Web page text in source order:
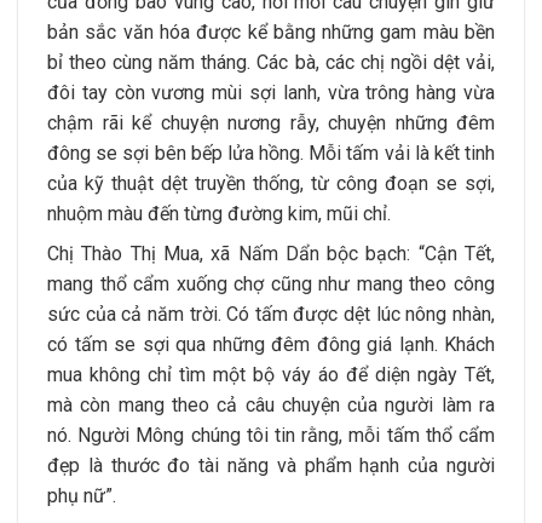
bản sắc văn hóa được kể bằng những gam màu bền
bỉ theo cùng năm tháng. Các bà, các chị ngồi dệt vải,
đôi tay còn vương mùi sợi lanh, vừa trông hàng vừa
chậm rãi kể chuyện nương rẫy, chuyện những đêm
đông se sợi bên bếp lửa hồng. Mỗi tấm vải là kết tinh
của kỹ thuật dệt truyền thống, từ công đoạn se sợi,
nhuộm màu đến từng đường kim, mũi chỉ.
Chị Thào Thị Mua, xã Nấm Dẩn bộc bạch: “Cận Tết,
mang thổ cẩm xuống chợ cũng như mang theo công
sức của cả năm trời. Có tấm được dệt lúc nông nhàn,
có tấm se sợi qua những đêm đông giá lạnh. Khách
mua không chỉ tìm một bộ váy áo để diện ngày Tết,
mà còn mang theo cả câu chuyện của người làm ra
nó. Người Mông chúng tôi tin rằng, mỗi tấm thổ cẩm
đẹp là thước đo tài năng và phẩm hạnh của người
phụ nữ”.